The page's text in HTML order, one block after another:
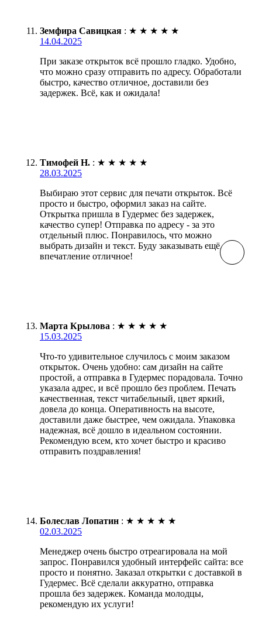
Земфира Савицкая : ★ ★ ★ ★ ★
14.04.2025
При заказе открыток всё прошло гладко. Удобно,
что можно сразу отправить по адресу. Обработали
быстро, качество отличное, доставили без
задержек. Всё, как и ожидала!
Тимофей Н. : ★ ★ ★ ★ ★
28.03.2025
Выбираю этот сервис для печати открыток. Всё
просто и быстро, оформил заказ на сайте.
Открытка пришла в Гудермес без задержек,
качество супер! Отправка по адресу - за это
отдельный плюс. Понравилось, что можно
выбрать дизайн и текст. Буду заказывать ещё,
впечатление отличное!
Марта Крылова : ★ ★ ★ ★ ★
15.03.2025
Что-то удивительное случилось с моим заказом
открыток. Очень удобно: сам дизайн на сайте
простой, а отправка в Гудермес порадовала. Точно
указала адрес, и всё прошло без проблем. Печать
качественная, текст читабельный, цвет яркий,
довела до конца. Оперативность на высоте,
доставили даже быстрее, чем ожидала. Упаковка
надежная, всё дошло в идеальном состоянии.
Рекомендую всем, кто хочет быстро и красиво
отправить поздравления!
Болеслав Лопатин : ★ ★ ★ ★ ★
02.03.2025
Менеджер очень быстро отреагировала на мой
запрос. Понравился удобный интерфейс сайта: все
просто и понятно. Заказал открытки с доставкой в
Гудермес. Всё сделали аккуратно, отправка
прошла без задержек. Команда молодцы,
рекомендую их услуги!